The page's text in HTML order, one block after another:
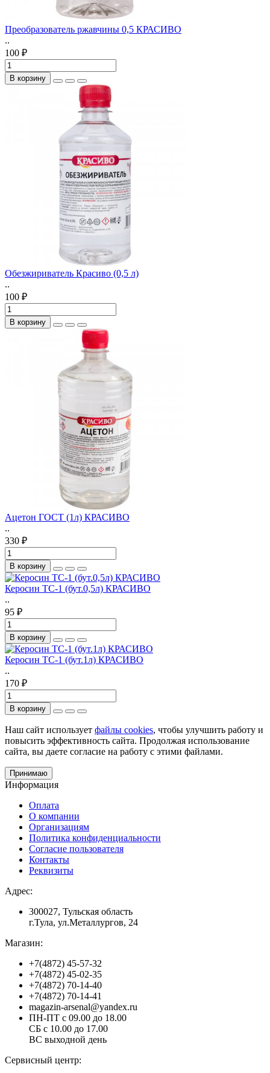
Преобразователь ржавчины 0,5 КРАСИВО
..
100 ₽
В корзину
Обезжириватель Красиво (0,5 л)
..
100 ₽
В корзину
Ацетон ГОСТ (1л) КРАСИВО
..
330 ₽
В корзину
Керосин ТС-1 (бут.0,5л) КРАСИВО
..
95 ₽
В корзину
Керосин ТС-1 (бут.1л) КРАСИВО
..
170 ₽
В корзину
Наш сайт использует файлы cookies, чтобы улучшить работу и
повысить эффективность сайта. Продолжая использование
сайта, вы даете согласие на работу с этими файлами.
Принимаю
Информация
Оплата
О компании
Организациям
Политика конфиденциальности
Согласие пользователя
Контакты
Реквизиты
Адрес:
300027, Тульская область
г.Тула, ул.Металлургов, 24
Магазин:
+7(4872) 45-57-32
+7(4872) 45-02-35
+7(4872) 70-14-40
+7(4872) 70-14-41
magazin-arsenal@yandex.ru
ПН-ПТ с 09.00 до 18.00
СБ с 10.00 до 17.00
ВС выходной день
Сервисный центр: